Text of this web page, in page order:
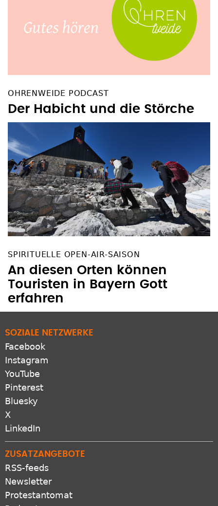
OHRENWEIDE PODCAST
SPIRITUELLE OPEN-AIR-SAISON
An diesen Orten können
Touristen in Bayern Gott
SOZIALE NETZWERKE
Facebook
Instagram
YouTube
Pinterest
Bluesky
X
ZUSATZANGEBOTE
RSS-feeds
Newsletter